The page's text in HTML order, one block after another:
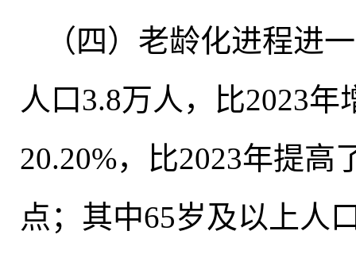
（四）老龄化进程进
人口3.8万人 ，
比2023
20.20%，
比2023年提高
点 ； 其中65岁及以上人